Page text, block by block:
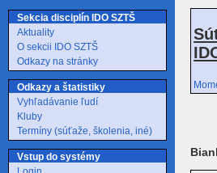
Sekcia disciplín IDO SZTŠ
Aktuality
O sekcii IDO SZTŠ
Odkazy na stránky
Odkazy a štatistiky
Vyhľadávanie ľudí
Kluby
Termíny (súťaže, školenia, iné)
Vstup do systémy